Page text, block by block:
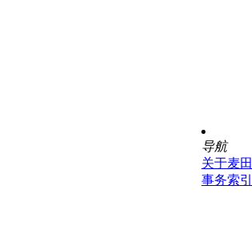
导航
关于麦田
事务索引